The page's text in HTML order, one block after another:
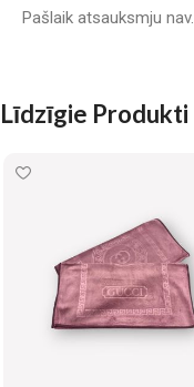
Pašlaik atsauksmju nav.
Līdzīgie Produkti